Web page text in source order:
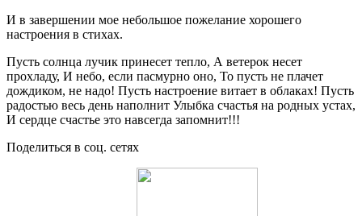
И в завершении мое небольшое пожелание хорошего
настроения в стихах.
Пусть солнца лучик принесет тепло, А ветерок несет
прохладу, И небо, если пасмурно оно, То пусть не плачет
дождиком, не надо! Пусть настроение витает в облаках! Пусть
радостью весь день наполнит Улыбка счастья на родных устах,
И сердце счастье это навсегда запомнит!!!
Поделиться в соц. сетях